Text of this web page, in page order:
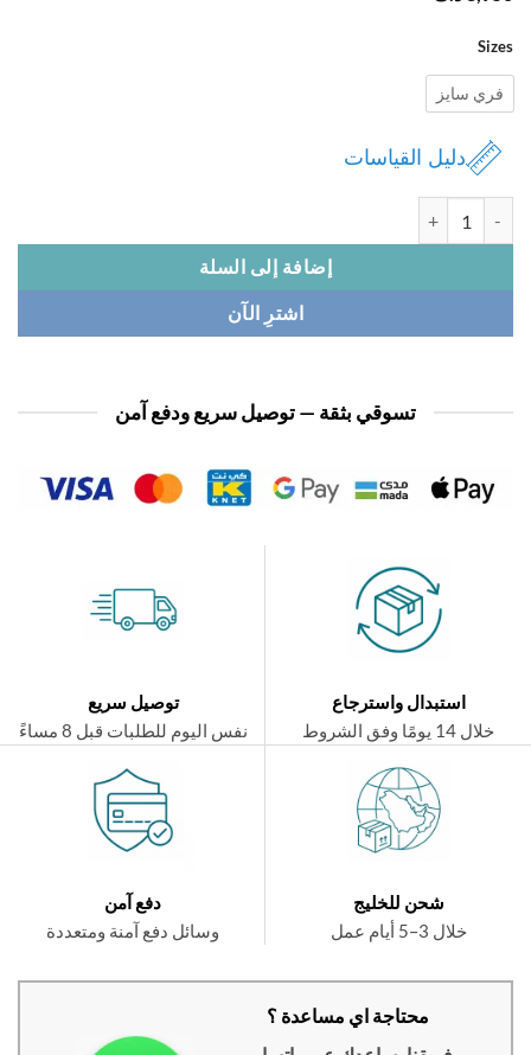
سايز
دليل القياسات
إضافة إلى السلة
اشترِ الآن
تسوقي بثقة — توصيل سريع ودفع آمن
استبدال واسترجاع
توصيل سريع
نفس اليوم للطلبات قبل 8 مساءً
شحن للخليج
دفع آمن
وسائل دفع آمنة ومتعددة
محتاجة اي مساعدة ؟